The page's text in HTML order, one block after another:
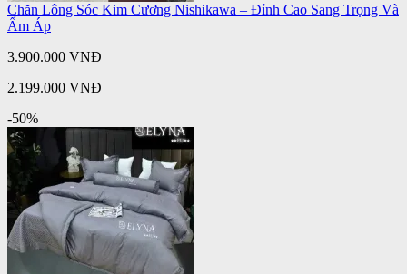
Chăn Lông Sóc Kim Cương Nishikawa – Đỉnh Cao Sang Trọng Và
Ấm Áp
3.900.000 VNĐ
2.199.000 VNĐ
-50%